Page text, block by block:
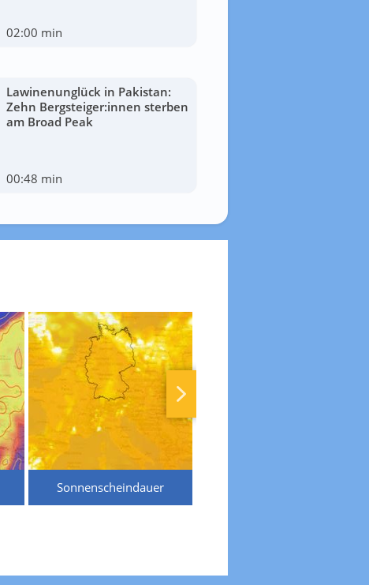
02:00 min
Lawinenunglück in Pakistan:
Zehn Bergsteiger:innen sterben
am Broad Peak
00:48 min
Sonnenscheindauer